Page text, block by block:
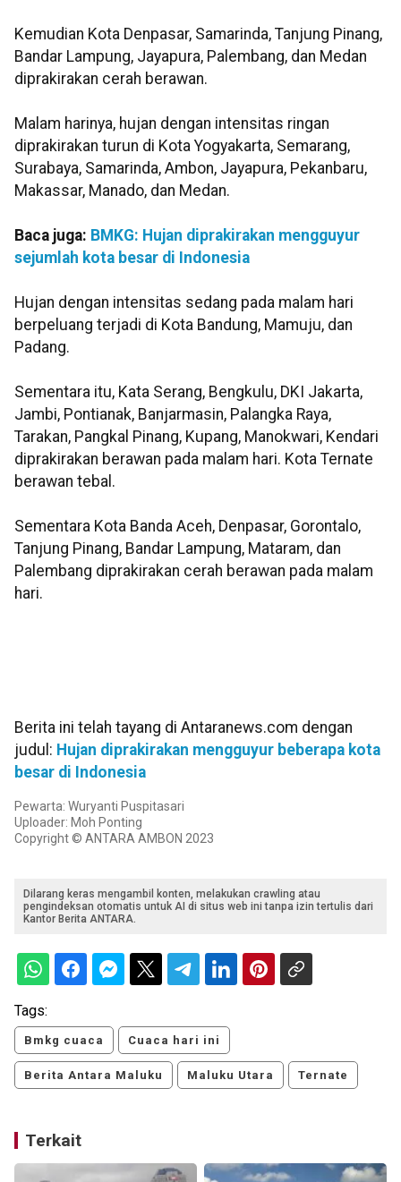
Kemudian Kota Denpasar, Samarinda, Tanjung Pinang,
Bandar Lampung, Jayapura, Palembang, dan Medan
diprakirakan cerah berawan.
Malam harinya, hujan dengan intensitas ringan
diprakirakan turun di Kota Yogyakarta, Semarang,
Surabaya, Samarinda, Ambon, Jayapura, Pekanbaru,
Makassar, Manado, dan Medan.
Baca juga: BMKG: Hujan diprakirakan mengguyur
sejumlah kota besar di Indonesia
Hujan dengan intensitas sedang pada malam hari
berpeluang terjadi di Kota Bandung, Mamuju, dan
Padang.
Sementara itu, Kata Serang, Bengkulu, DKI Jakarta,
Jambi, Pontianak, Banjarmasin, Palangka Raya,
Tarakan, Pangkal Pinang, Kupang, Manokwari, Kendari
diprakirakan berawan pada malam hari. Kota Ternate
berawan tebal.
Sementara Kota Banda Aceh, Denpasar, Gorontalo,
Tanjung Pinang, Bandar Lampung, Mataram, dan
Palembang diprakirakan cerah berawan pada malam
hari.
Berita ini telah tayang di Antaranews.com dengan
judul: Hujan diprakirakan mengguyur beberapa kota
besar di Indonesia
Pewarta: Wuryanti Puspitasari
Uploader: Moh Ponting
Copyright © ANTARA AMBON 2023
Dilarang keras mengambil konten, melakukan crawling atau
pengindeksan otomatis untuk AI di situs web ini tanpa izin tertulis dari
Kantor Berita ANTARA.
Tags:
Bmkg cuaca Cuaca hari ini
Berita Antara Maluku Maluku Utara Ternate
Terkait